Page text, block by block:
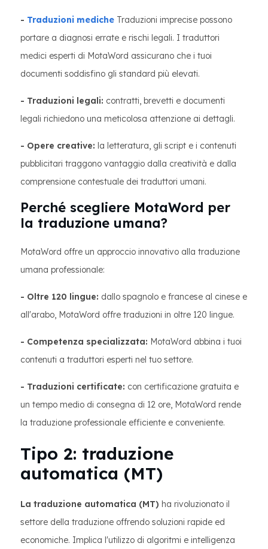
- Traduzioni mediche Traduzioni imprecise possono
portare a diagnosi errate e rischi legali. I traduttori
medici esperti di MotaWord assicurano che i tuoi
documenti soddisfino gli standard più elevati.
- Traduzioni legali: contratti, brevetti e documenti
legali richiedono una meticolosa attenzione ai dettagli.
- Opere creative: la letteratura, gli script e i contenuti
pubblicitari traggono vantaggio dalla creatività e dalla
comprensione contestuale dei traduttori umani.
Perché scegliere MotaWord per
la traduzione umana?
MotaWord offre un approccio innovativo alla traduzione
umana professionale:
- Oltre 120 lingue: dallo spagnolo e francese al cinese e
all'arabo, MotaWord offre traduzioni in oltre 120 lingue.
- Competenza specializzata: MotaWord abbina i tuoi
contenuti a traduttori esperti nel tuo settore.
- Traduzioni certificate: con certificazione gratuita e
un tempo medio di consegna di 12 ore, MotaWord rende
la traduzione professionale efficiente e conveniente.
Tipo 2: traduzione
automatica (MT)
La traduzione automatica (MT) ha rivoluzionato il
settore della traduzione offrendo soluzioni rapide ed
economiche. Implica l'utilizzo di algoritmi e intelligenza